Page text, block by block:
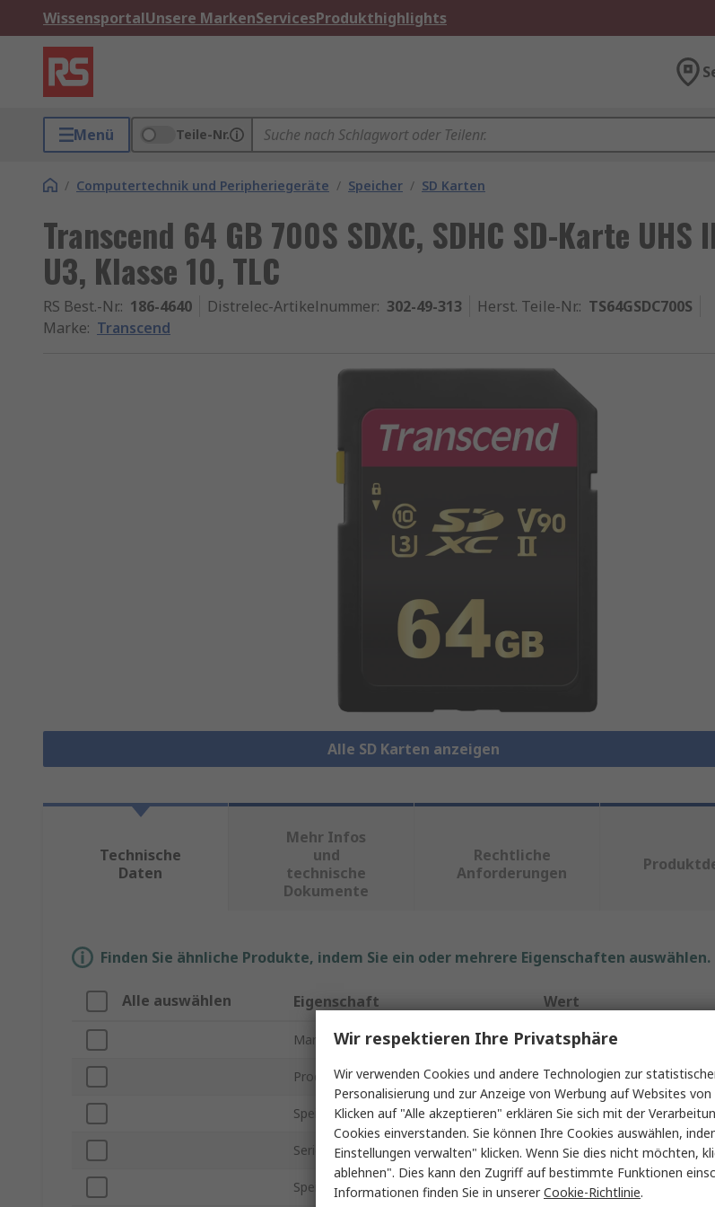
WissensportalUnsere MarkenServicesProdukthighlights
Menü Teile-Nr.
/ Computertechnik und Peripheriegeräte / Speicher / SD Karten
Transcend 64 GB 700S SDXC, SDHC SD-Karte UHS
U3, Klasse 10, TLC
RS Best.-Nr.: 186-4640 Distrelec-Artikelnummer: 302-49-313 Herst. Teile-Nr.: TS64GSDC700S
Marke: Transcend
Alle SD Karten anzeigen
Technische
Daten
Mehr Infos
und
technische
Dokumente
Rechtliche
Anforderungen
Finden Sie ähnliche Produkte, indem Sie ein oder mehrere Eigenschaften auswählen.
Alle auswählen Eigenschaft Wert
Marke Transcend
Produkt Typ SD-Karte
Speicher Größe 64GB
Serie 700S
Speicherkartenformat SDXC, SDHC
Wir respektieren Ihre Privatsphäre
Wir verwenden Cookies und andere Technologien zur
Personalisierung und zur Anzeige von Werbung auf Websites
Klicken auf "Alle akzeptieren" erklären Sie sich mit der
Cookies einverstanden. Sie können Ihre Cookies auswählen,
Einstellungen verwalten" klicken. Wenn Sie dies nicht möchten,
ablehnen". Dies kann den Zugriff auf bestimmte Funktionen
Informationen finden Sie in unsererCookie-Richtlinie.